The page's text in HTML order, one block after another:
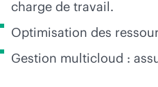
charge de travail.
Optimisation des
Gestion multicloud :